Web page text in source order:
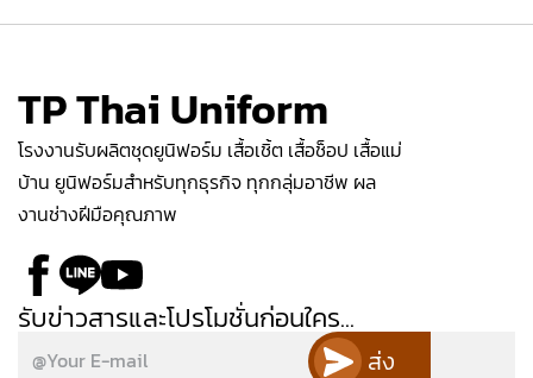
TP Thai Uniform
โรงงานรับผลิตชุดยูนิฟอร์ม เสื้อเชิ้ต เสื้อช็อป เสื้อแม่
บ้าน ยูนิฟอร์มสำหรับทุกธุรกิจ ทุกกลุ่มอาชีพ ผล
งานช่างฝีมือคุณภาพ
รับข่าวสารและโปรโมชั่นก่อนใคร...
ส่ง